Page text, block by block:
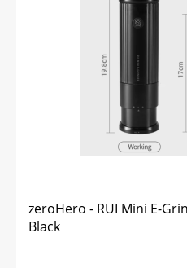
zeroHero - RUI Mini E-
Black